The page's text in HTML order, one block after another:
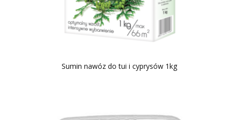
Sumin nawóz do tui i cyprysów 1kg